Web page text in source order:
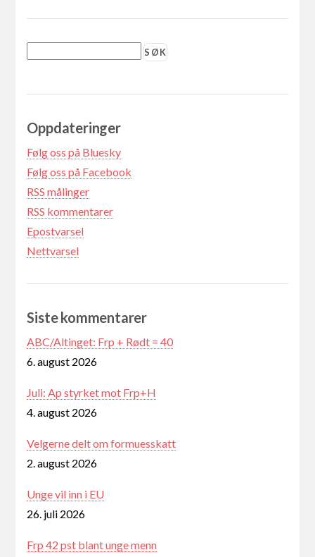
Oppdateringer
Følg oss på Bluesky
Følg oss på Facebook
RSS målinger
RSS kommentarer
Epostvarsel
Nettvarsel
Siste kommentarer
ABC/Altinget: Frp + Rødt = 40
6. august 2026
Juli: Ap styrket mot Frp+H
4. august 2026
Velgerne delt om formuesskatt
2. august 2026
Unge vil inn i EU
26. juli 2026
Frp 42 pst blant unge menn